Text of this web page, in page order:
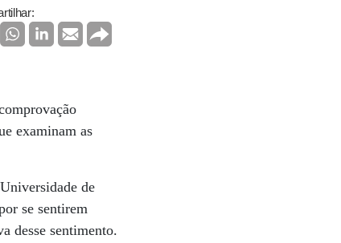
examinam as
de
se sentirem
desse sentimento.